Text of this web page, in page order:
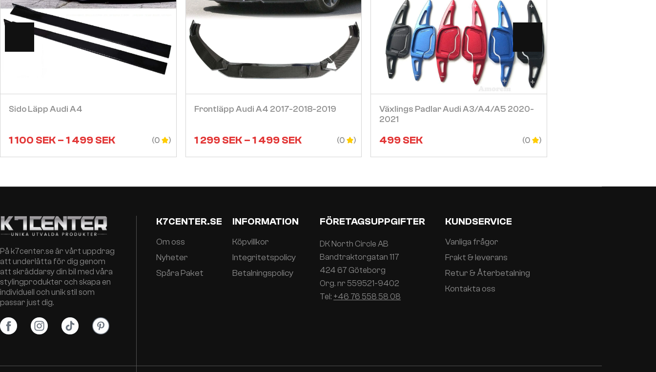
Sido Läpp Audi A4
1 100 SEK–1 499SEK (0
Visa
Frontläpp Audi A4 2017-2018-2019
1 299SEK –1 499SEK (0
Växlings Padlar Audi A3/a4/a5 2020-
2021
499SEK (0
Visa
På k7center.se är vårt uppdrag
att underlätta för dig genom
att skräddarsy din bil med våra
stylingprodukter och skapa en
individuell och unik stil som
passar just dig.
K7CENTER.SE
Om oss
Nyheter
Spåra Paket
INFORMATION
Köpvillkor
Integritetspolicy
Betalningspolicy
FÖRETAGSUPPGIFTER
DK North Circle AB
Bandtraktorgatan 117
424 67 Göteborg
Org. nr 559521-9402
Tel: +46 76 558 58 08
KUNDSERVICE
Vanliga frågor
Frakt & leverans
Retur & Återbetalning
Kontakta oss